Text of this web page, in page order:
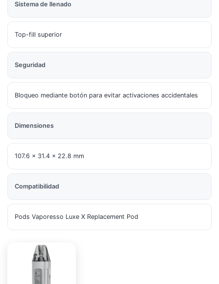
Sistema de llenado
Top-fill superior
Seguridad
Bloqueo mediante botón para evitar activaciones accidentales
Dimensiones
107.6 × 31.4 × 22.8 mm
Compatibilidad
Pods Vaporesso Luxe X Replacement Pod